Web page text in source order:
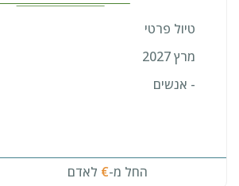
טיול פרטי
מרץ 2027
- אנשים
החל מ-€ לאדם